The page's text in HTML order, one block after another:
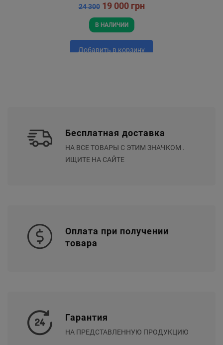
24 300 19 000 грн
В НАЛИЧИИ
Добавить в корзину
Бесплатная доставка
НА ВСЕ ТОВАРЫ С ЭТИМ ЗНАЧКОМ .
ИЩИТЕ НА САЙТЕ
Оплата при получении
товара
Гарантия
НА ПРЕДСТАВЛЕННУЮ ПРОДУКЦИЮ